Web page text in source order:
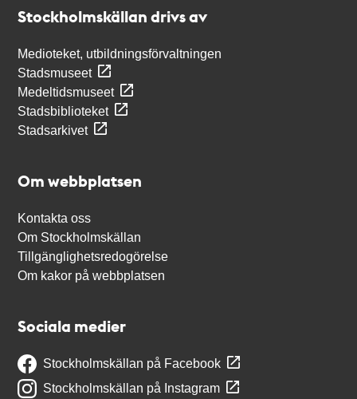
Stockholmskällan drivs av
Medioteket, utbildningsförvaltningen
Stadsmuseet
Medeltidsmuseet
Stadsbiblioteket
Stadsarkivet
Om webbplatsen
Kontakta oss
Om Stockholmskällan
Tillgänglighetsredogörelse
Om kakor på webbplatsen
Sociala medier
Stockholmskällan på Facebook
Stockholmskällan på Instagram